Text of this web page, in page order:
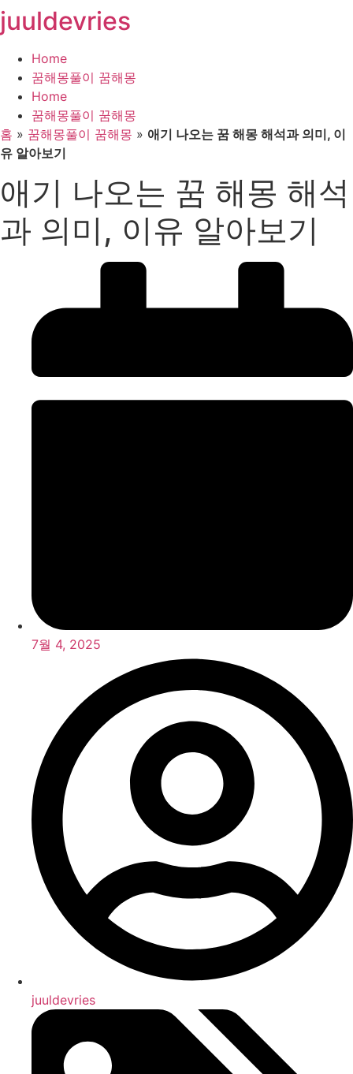
콘
텐
뛰
기
juuldevries
Home
꿈해몽풀이 꿈해몽
Home
꿈해몽풀이 꿈해몽
홈 » 꿈해몽풀이 꿈해몽 » 애기 나오는 꿈 해몽 해석과 의미, 이
유 알아보기
애기 나오는 꿈 해몽 해석
과 의미, 이유 알아보기
7월 4, 2025
juuldevries